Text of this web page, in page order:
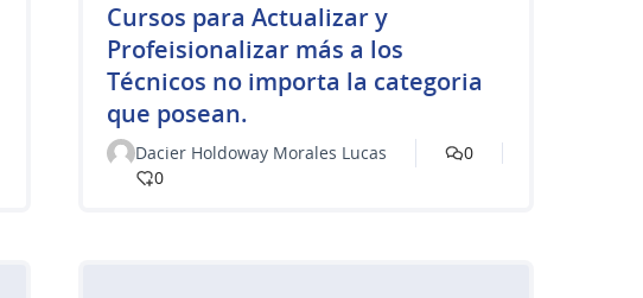
Cursos para Actualizar y
Profeisionalizar más a los
Técnicos no importa la categoria
que posean.
Dacier Holdoway Morales Lucas
0
0